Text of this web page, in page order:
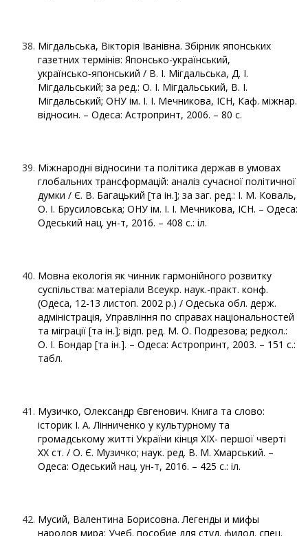
Мігдальська, Вікторія Іванівна. Збірник японських
газетних термінів: Японсько-український,
українсько‑японський / В. І. Мігдальська, Д. І.
Мігдальський; за ред.: О. І. Мігдальський, В. І.
Мігдальський; ОНУ ім. І. І. Мечникова, ІСН, Каф. міжнар.
відносин. – Одеса: Астропринт, 2006. – 80 с.
Міжнародні відносини та політика держав в умовах
глобальних трансформацій: аналіз сучасної політичної
думки / Є. В. Багацький [та ін.]; за заг. ред.: І. М. Коваль,
О. І. Брусиловська; ОНУ ім. І. І. Мечникова, ІСН. – Одеса:
Одеський нац. ун-т, 2016. – 408 с.: іл.
Мовна екологія як чинник гармонійного розвитку
суспільства: матеріали Всеукр. наук.-практ. конф.
(Одеса, 12-13 листоп. 2002 р.) / Одеська обл. держ.
адміністрація, Управління по справах національностей
та міграції [та ін.]; відп. ред. М. О. Подрезова; редкол.:
О. І. Бондар [та ін.]. – Одеса: Астропринт, 2003. – 151 с.:
табл.
Музичко, Олександр Євгенович. Книга та слово:
історик І. А. Лінниченко у культурному та
громадському житті України кінця ХІХ- першої чверті
ХХ ст. / О. Є. Музичко; наук. ред. В. М. Хмарський. –
Одеса: Одеський нац. ун-т, 2016. – 425 с.: іл.
Мусий, Валентина Борисовна. Легенды и мифы
народов мира: Учеб. пособие для студ. филол. спец.